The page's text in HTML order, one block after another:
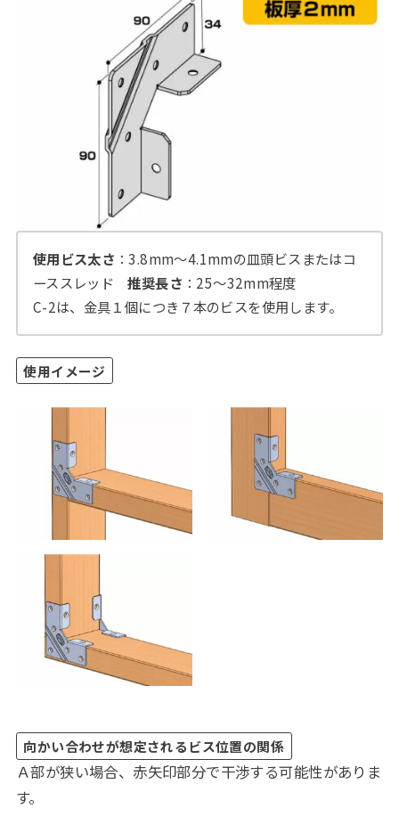
使用ビス太さ ：3.8mm～4.1mmの皿頭ビスまたはコ
ーススレッド推奨長さ ：25～32mm程度
C-2は、金具１個につき７本のビスを使用します。
使用イメージ
向かい合わせが想定されるビス位置の関係
Ａ部が狭い場合、赤矢印部分で干渉する可能性がありま
す。